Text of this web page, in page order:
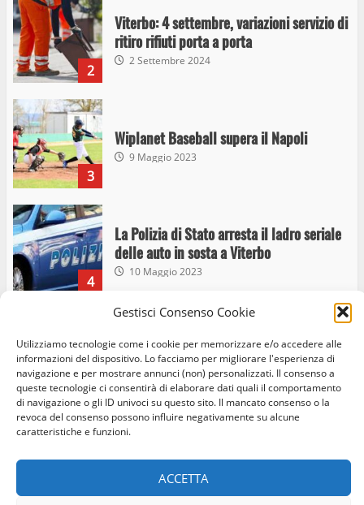
Gestisci Consenso Cookie
Utilizziamo tecnologie come i cookie per memorizzare e/o accedere alle
informazioni del dispositivo. Lo facciamo per migliorare l'esperienza di
navigazione e per mostrare annunci (non) personalizzati. Il consenso a
queste tecnologie ci consentirà di elaborare dati quali il comportamento
di navigazione o gli ID univoci su questo sito. Il mancato consenso o la
revoca del consenso possono influire negativamente su alcune
caratteristiche e funzioni.
ACCETTA
3
Wiplanet Baseball supera il Napoli
9 Maggio 2023
4
La Polizia di Stato arresta il ladro seriale
delle auto in sosta a Viterbo
10 Maggio 2023
5
Prorogata la mostra dei bozzetti di
Michelangelo Buonarroti ospitata al
Museo dei Portici
19 Gennaio 2023
6
capolinea al terminal Riello dal 15 al 17
giugno
15 Giugno 2023
7
Viterbo
10 Maggio 2023